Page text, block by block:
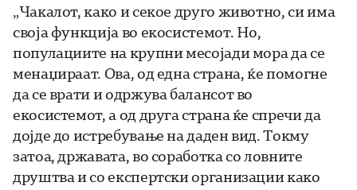
„Чакалот, како и секое друго животно, си има
своја функција во екосистемот. Но,
популациите на крупни месојади мора да се
менаџираат. Ова, од една страна, ќе помогне
да се врати и одржува балансот во
екосистемот, а од друга страна ќе спречи да
дојде до истребување на даден вид. Токму
затоа, државата, во соработка со ловните
друштва и со експертски организации како